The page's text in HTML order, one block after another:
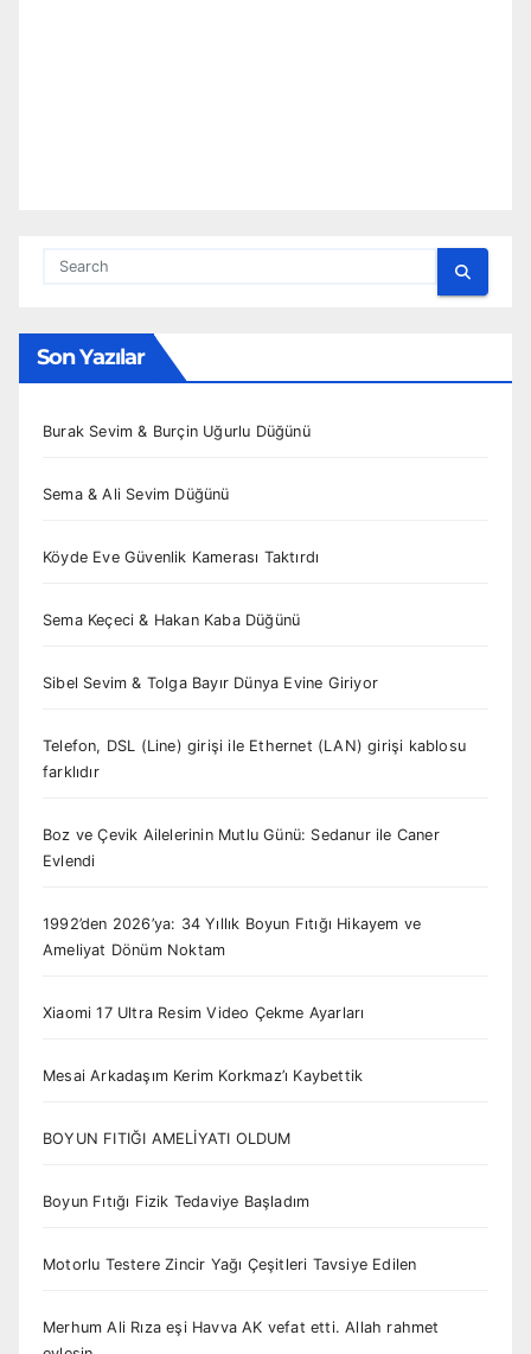
Son Yazılar
Burak Sevim & Burçin Uğurlu Düğünü
Sema & Ali Sevim Düğünü
Köyde Eve Güvenlik Kamerası Taktırdı
Sema Keçeci & Hakan Kaba Düğünü
Sibel Sevim & Tolga Bayır Dünya Evine Giriyor
Telefon, DSL (Line) girişi ile Ethernet (LAN) girişi kablosu
farklıdır
Boz ve Çevik Ailelerinin Mutlu Günü: Sedanur ile Caner
Evlendi
1992’den 2026’ya: 34 Yıllık Boyun Fıtığı Hikayem ve
Ameliyat Dönüm Noktam
Xiaomi 17 Ultra Resim Video Çekme Ayarları
Mesai Arkadaşım Kerim Korkmaz’ı Kaybettik
BOYUN FITIĞI AMELİYATI OLDUM
Boyun Fıtığı Fizik Tedaviye Başladım
Motorlu Testere Zincir Yağı Çeşitleri Tavsiye Edilen
Merhum Ali Rıza eşi Havva AK vefat etti. Allah rahmet